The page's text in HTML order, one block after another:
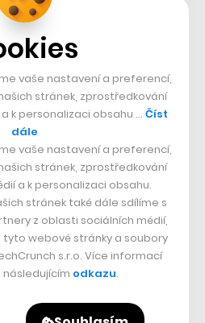
hry,“
pod křídly se tak zdá
předpověď skutečně vyplní.
vaše nastavení a preferencí,
stránek, zprostředkování
k personalizaci obsahu … Číst
dále
vaše nastavení a preferencí,
stránek, zprostředkování
a k personalizaci obsahu.
stránek také dále sdílíme s
z oblasti sociálních médií,
tyto webové stránky a soubory
s.r.o. Více informací
odkazu.